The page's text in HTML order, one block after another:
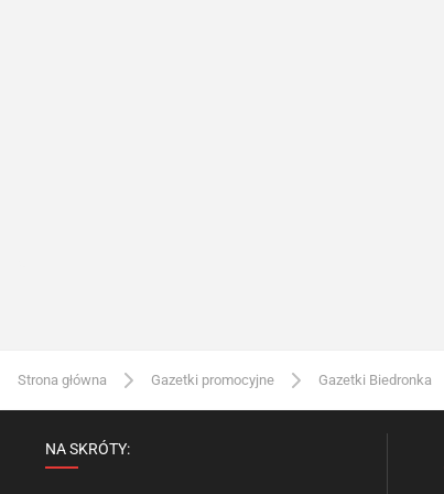
Strona główna Gazetki promocyjne Gazetki Biedronka
NA SKRÓTY: